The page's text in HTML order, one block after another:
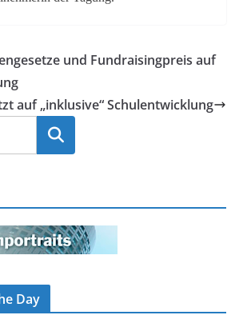
und Fundraisingpreis auf
auf „inklusive“ Schulentwicklung
Suchen
Day